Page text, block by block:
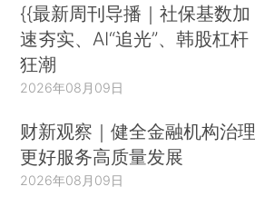
{{最新周刊导播｜社保基数加
速夯实、AI“追光”、韩股杠杆
狂潮
2026年08月09日
财新观察｜健全金融机构治理
更好服务高质量发展
2026年08月09日